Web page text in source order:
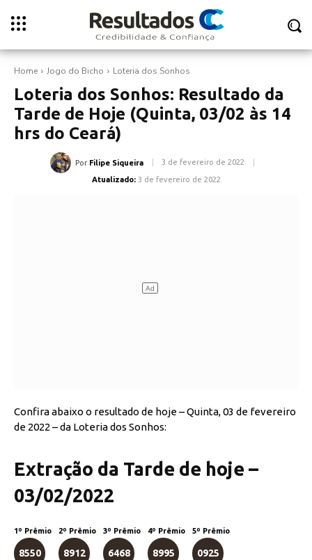
Home Jogo do Bicho Loteria dos Sonhos
Loteria dos Sonhos: Resultado da
Tarde de Hoje (Quinta, 03/02 às 14
hrs do Ceará)
Por Filipe Siqueira 3 de fevereiro de 2022
Atualizado: 3 de fevereiro de 2022
Confira abaixo o resultado de hoje – Quinta, 03 de fevereiro
de 2022 – da Loteria dos Sonhos:
Extração da Tarde de hoje –
03/02/2022
1º Prêmio
8550
2º Prêmio
8912
3º Prêmio
6468
4º Prêmio
8995
5º Prêmio
0925